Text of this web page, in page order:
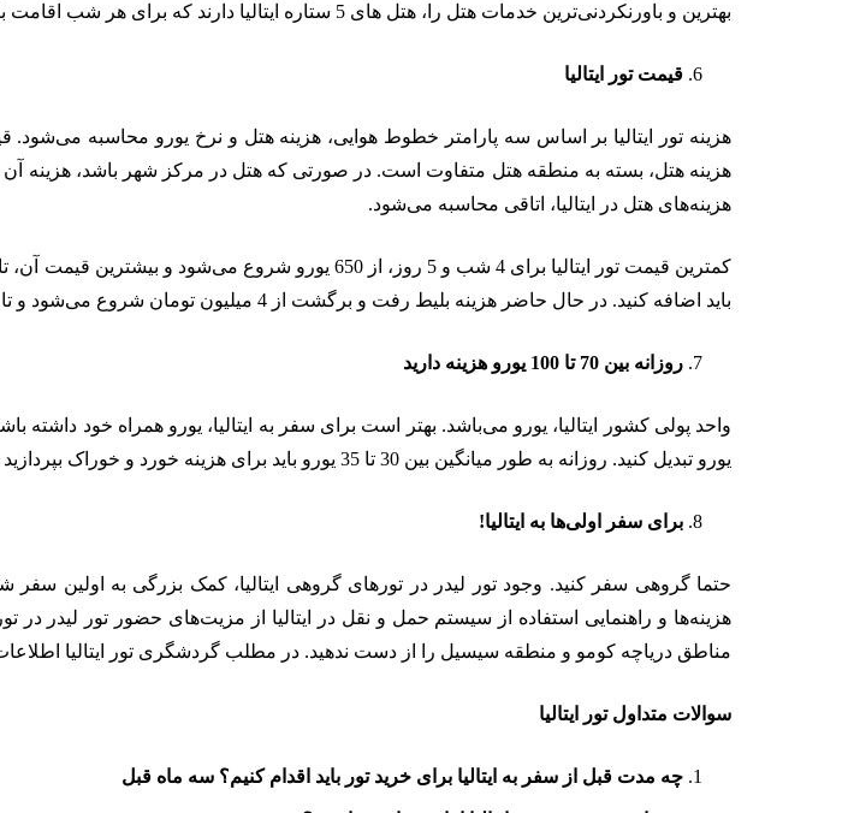
بهترین و باورنکردنی‌ترین خدمات هتل را، هتل های 5 ستاره ایتالیا دارند که برای هر شب اقامت باید هزینه سرسام آوری را پرداخت کنید. تقریبا شبی 600 تا 750 یورو می‌باشد!
قیمت تور ایتالیا
هزینه تور ایتالیا بر اساس سه پارامتر خطوط هوایی، هزینه هتل و نرخ یورو محاسبه می‌شود.
هزینه هتل، بسته به منطقه هتل متفاوت است. در صورتی که هتل در مرکز شهر باشد، هزینه آن
هزینه‌های هتل در ایتالیا، اتاقی محاسبه می‌شود.
باید اضافه کنید. در حال حاضر هزینه بلیط رفت و برگشت از 4 میلیون تومان شروع می‌شود و تا 11 میلیون تومان نیز افزایش پیدا می‌کند.
روزانه بین 70 تا 100 یورو هزینه دارید
واحد پولی کشور ایتالیا، یورو می‌باشد. بهتر است برای سفر به ایتالیا، یورو همراه خود داشته
یورو تبدیل کنید. روزانه به طور میانگین بین 30 تا 35 یورو باید برای هزینه خورد و خوراک بپردازید و حدودا بین 10 تا 15 یورو برای گشت و گذار و تفریح باید پرداخت کنید.
برای سفر اولی‌ها به ایتالیا!
حتما گروهی سفر کنید. وجود تور لیدر در تور‌های گروهی ایتالیا، کمک بزرگی به اولین سفر
هزینه‌ها و راهنمایی استفاده از سیستم حمل و نقل در ایتالیا از مزیت‌های حضور تور لیدر در
مناطق دریاچه کومو و منطقه سیسیل را از دست ندهید. در مطلب گردشگری تور ایتالیا اطلاعات
سوالات متداول تور ایتالیا
چه مدت قبل از سفر به ایتالیا برای خرید تور باید اقدام کنیم؟ سه ماه قبل